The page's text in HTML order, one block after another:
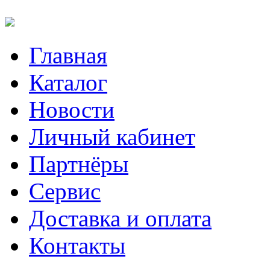
Главная
Каталог
Новости
Личный кабинет
Партнёры
Сервис
Доставка и оплата
Контакты